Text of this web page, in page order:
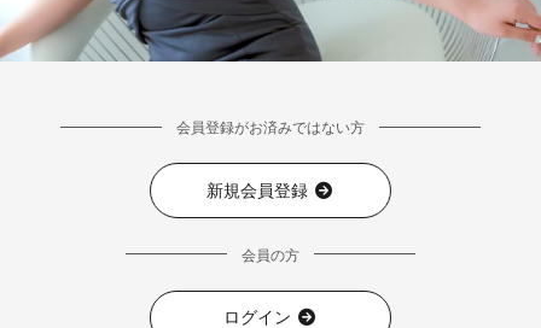
会員登録がお済みではない方
新規会員登録
会員の方
ログイン